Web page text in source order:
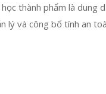
thành phẩm là dung
lý và công bố tính an